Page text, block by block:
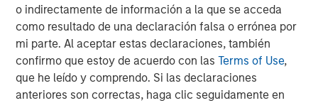
o indirectamente de información a la que se acceda
como resultado de una declaración falsa o errónea por
mi parte. Al aceptar estas declaraciones, también
confirmo que estoy de acuerdo con lasTerms of Use,
que he leído y comprendo. Si las declaraciones
anteriores son correctas, haga clic seguidamente en
Against that backdrop, we believe that direct lending
continues to offer compelling advantages for investors
compared with public markets. Higher spread premiums,
generally lower mark-to‑market volatility, and limited
exposure to duration and curve risk are especially
attractive in today’s environment.